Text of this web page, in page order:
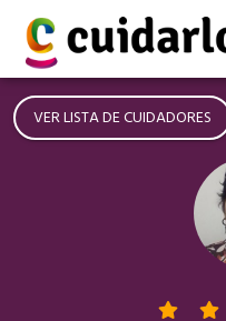
VER LISTA DE CUIDADORES